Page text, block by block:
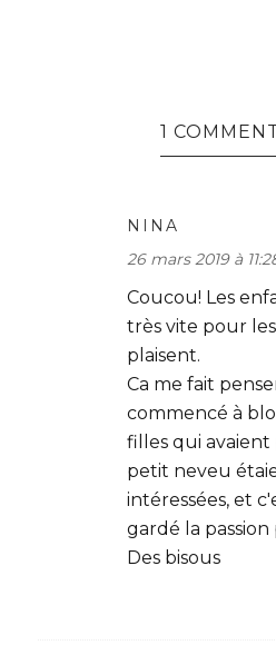
1
NINA
26 mars 2019 à
Coucou! Les
très vite pour
plaisent.
Ca me fait
commencé à
filles qui
petit neveu
intéressées, et
gardé la
Des bisous